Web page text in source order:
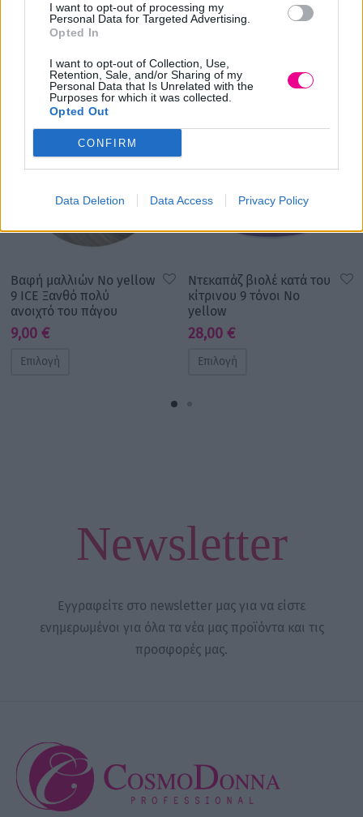
I want to opt-out of processing my
Personal Data for Targeted Advertising.
Opted In
I want to opt-out of Collection, Use,
Retention, Sale, and/or Sharing of my
Personal Data that Is Unrelated with the
Purposes for which it was collected.
Opted Out
CONFIRM
Data Deletion Data Access Privacy Policy
Σχετικά προϊόντα
Βαφή μαλλιών No yellow
9 ICE Ξανθό πολύ
ανοιχτό του πάγου
9,00 €
Επιλογή
Ντεκαπάζ βιολέ κατά του
κίτρινου 9 τόνοι No
yellow
28,00 €
Επιλογή
Newsletter
Εγγραφείτε στο newsletter μας για να είστε
ενημερωμένοι για όλα τα νέα μας προϊόντα και τις
προσφορές μας.